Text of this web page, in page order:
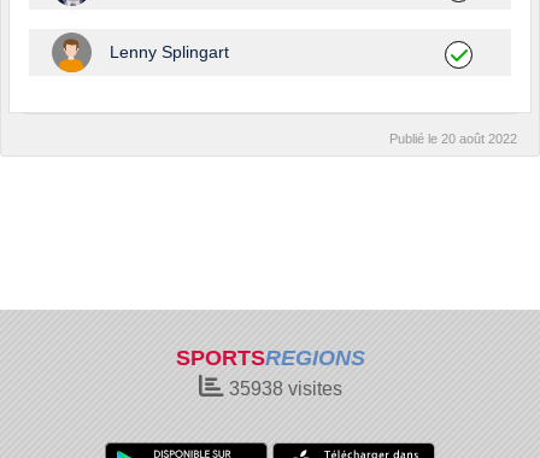
Lenny Splingart
Publié le 20 août 2022
SPORTSREGIONS
35938visites